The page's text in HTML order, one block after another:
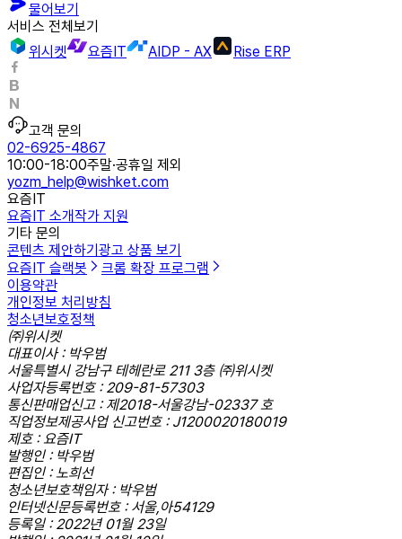
물어보기
서비스 전체보기
위시켓
요즘IT AIDP - AX Rise ERP
고객 문의
02-6925-4867
10:00-18:00주말·공휴일 제외
yozm_help@wishket.com
요즘IT
요즘IT 소개작가 지원
기타 문의
콘텐츠 제안하기 광고 상품 보기
요즘IT 슬랙봇
크롬 확장 프로그램
이용약관
개인정보 처리방침
청소년보호정책
㈜위시켓
대표이사 : 박우범
서울특별시 강남구 테헤란로 211 3층 ㈜위시켓
사업자등록번호 : 209-81-57303
통신판매업신고 : 제2018-서울강남-02337 호
직업정보제공사업 신고번호 : J1200020180019
제호 : 요즘IT
발행인 : 박우범
편집인 : 노희선
청소년보호책임자 : 박우범
인터넷신문등록번호 : 서울,아54129
등록일 : 2022년 01월 23일